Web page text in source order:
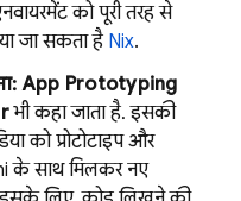
को पूरी तरह से
जा सकता है Nix.
App Prototyping
भी कहा जाता है. इसकी
को प्रोटोटाइप और
के साथ मिलकर नए